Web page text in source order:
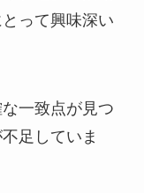
って興味深い
一致点が見つ
足していま